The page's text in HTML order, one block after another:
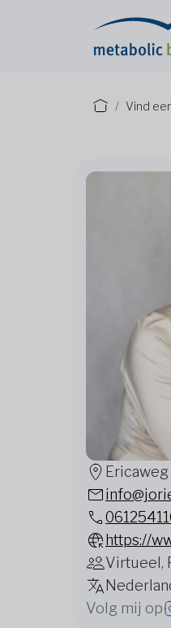
Vind
https://
Virtueel,
Volg mij op